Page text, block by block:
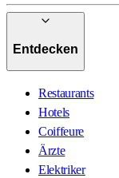
Entdecken
Restaurants
Hotels
Coiffeure
Ärzte
Elektriker